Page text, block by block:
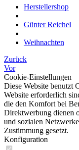
Herstellershop
Günter Reichel
Weihnachten
Zurück
Vor
Cookie-Einstellungen
Diese Website benutzt
Website erforderlich
die den Komfort bei
Direktwerbung dienen
und sozialen
Zustimmung gesetzt.
Konfiguration